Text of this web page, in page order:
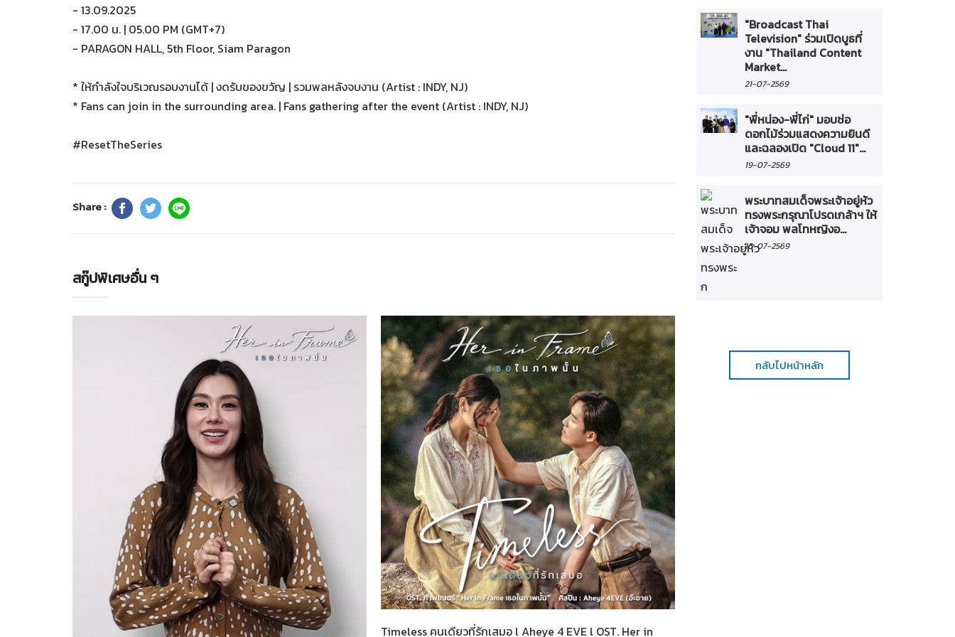
- 13.09.2025
- 17.00 น. | 05.00 PM (GMT+7)
- PARAGON HALL, 5th Floor, Siam Paragon
* ให้กำลังใจบริเวณรอบงานได้ | งดรับของขวัญ | รวมพลหลังจบงาน (Artist : INDY, NJ)
* Fans can join in the surrounding area. | Fans gathering after the event (Artist : INDY, NJ)
#ResetTheSeries
Share :
สกู๊ปพิเศษอื่น ๆ
05-08-2569
Her in Frame เธอในภาพนั้น
Timeless คนเดียวที่รักเสมอ l Aheye 4 EVE l OST. Her in
"Broadcast Thai
Television" ร่วมเปิดบูธที่
งาน "Thailand Content
Market...
21-07-2569
"พี่หน่อง-พี่ไก่" มอบช่อ
ดอกไม้ร่วมแสดงความยินดี
และฉลองเปิด "Cloud 11"...
19-07-2569
พระบาทสมเด็จพระเจ้าอยู่หัว
ทรงพระกรุณาโปรดเกล้าฯ ให้
เจ้าจอม พลโทหญิงอ...
16-07-2569
กลับไปหน้าหลัก